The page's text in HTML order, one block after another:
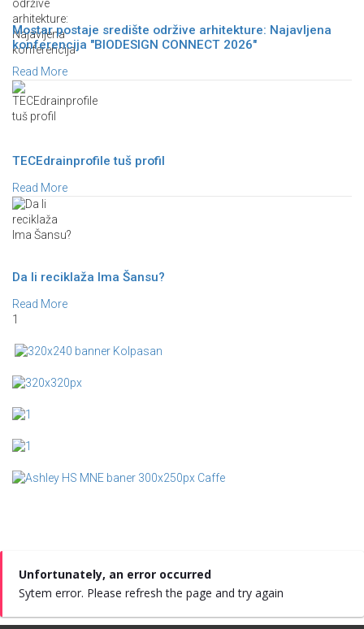
Mostar postaje središte održive arhitekture: Najavljena
konferencija "BIODESIGN CONNECT 2026"
Read More
TECEdrainprofile tuš profil
Read More
Da li reciklaža Ima Šansu?
Read More
1
Unfortunately, an error occurred
Sytem error. Please refresh the page and try again